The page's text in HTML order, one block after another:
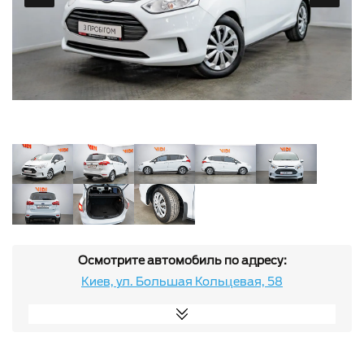
Осмотрите автомобиль по адресу:
Киев, ул. Большая Кольцевая, 58